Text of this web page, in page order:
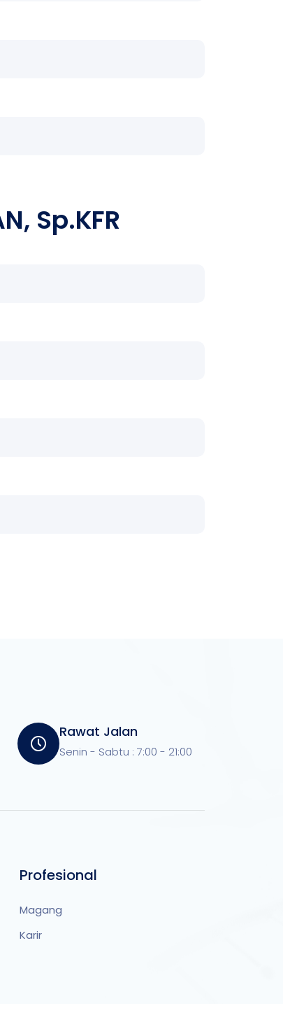
Sp.KFR
Rawat Jalan
Senin - Sabtu : 7:00 - 21:00
Profesional
Magang
Karir